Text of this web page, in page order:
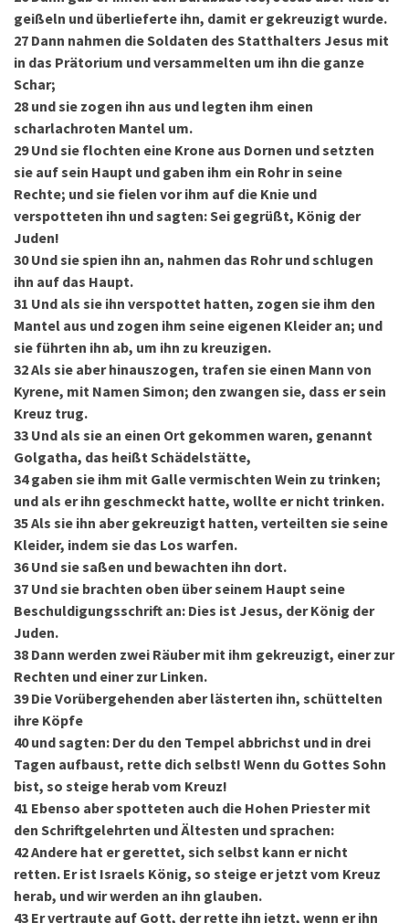
geißeln und überlieferte ihn, damit er gekreuzigt wurde.
27 Dann nahmen die Soldaten des Statthalters Jesus mit
in das Prätorium und versammelten um ihn die ganze
Schar;
28 und sie zogen ihn aus und legten ihm einen
scharlachroten Mantel um.
29 Und sie flochten eine Krone aus Dornen und setzten
sie auf sein Haupt und gaben ihm ein Rohr in seine
Rechte; und sie fielen vor ihm auf die Knie und
verspotteten ihn und sagten: Sei gegrüßt, König der
Juden!
30 Und sie spien ihn an, nahmen das Rohr und schlugen
ihn auf das Haupt.
31 Und als sie ihn verspottet hatten, zogen sie ihm den
Mantel aus und zogen ihm seine eigenen Kleider an; und
sie führten ihn ab, um ihn zu kreuzigen.
32Als sie aber hinauszogen, trafen sie einen Mann von
Kyrene, mit Namen Simon; den zwangen sie, dass er sein
Kreuz trug.
33 Und als sie an einen Ort gekommen waren, genannt
Golgatha, das heißt Schädelstätte,
34 gaben sie ihm mit Galle vermischten Wein zu trinken;
und als er ihn geschmeckt hatte, wollte er nicht trinken.
35Als sie ihn aber gekreuzigt hatten, verteilten sie seine
Kleider, indem sie das Los warfen.
36 Und sie saßen und bewachten ihn dort.
37 Und sie brachten oben über seinem Haupt seine
Beschuldigungsschrift an: Dies ist Jesus, der König der
Juden.
38 Dann werden zwei Räuber mit ihm gekreuzigt, einer zur
Rechten und einer zur Linken.
39 Die Vorübergehenden aber lästerten ihn, schüttelten
ihre Köpfe
40 und sagten: Der du den Tempel abbrichst und in drei
Tagen aufbaust, rette dich selbst! Wenn du Gottes Sohn
bist, so steige herab vom Kreuz!
41 Ebenso aber spotteten auch die Hohen Priester mit
den Schriftgelehrten und Ältesten und sprachen:
42Andere hat er gerettet, sich selbst kann er nicht
retten. Er ist Israels König, so steige er jetzt vom Kreuz
herab, und wir werden an ihn glauben.
43 Er vertraute auf Gott, der rette ihn jetzt, wenn er ihn